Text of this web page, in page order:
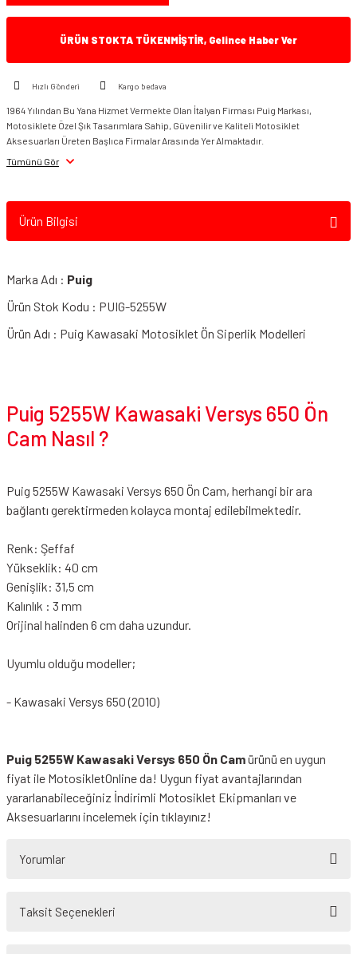
ÜRÜN STOKTA TÜKENMİŞTİR, Gelince Haber Ver
Hızlı Gönderi Kargo bedava
1964 Yılından Bu Yana Hizmet Vermekte Olan İtalyan Firması Puig Markası,
Motosiklete Özel Şık Tasarımlara Sahip, Güvenilir ve Kaliteli Motosiklet
Aksesuarları Üreten Başlıca Firmalar Arasında Yer Almaktadır.
Tümünü Gör
Ürün Bilgisi
Marka Adı : Puig
Ürün Stok Kodu : PUIG-5255W
Ürün Adı : Puig Kawasaki Motosiklet Ön Siperlik Modelleri
Puig 5255W Kawasaki Versys 650 Ön
Cam Nasıl ?
Puig 5255W Kawasaki Versys 650 Ön Cam, herhangi bir ara
bağlantı gerektirmeden kolayca montaj edilebilmektedir.
Renk: Şeffaf
Yükseklik: 40 cm
Genişlik: 31,5 cm
Kalınlık : 3 mm
Orijinal halinden 6 cm daha uzundur.
Uyumlu olduğu modeller;
- Kawasaki Versys 650 (2010)
Puig 5255W Kawasaki Versys 650 Ön Camürünü en uygun
fiyat ile MotosikletOnline da! Uygun fiyat avantajlarından
yararlanabileceğiniz İndirimli Motosiklet Ekipmanları ve
Aksesuarlarını incelemek için tıklayınız!
Yorumlar
Taksit Seçenekleri